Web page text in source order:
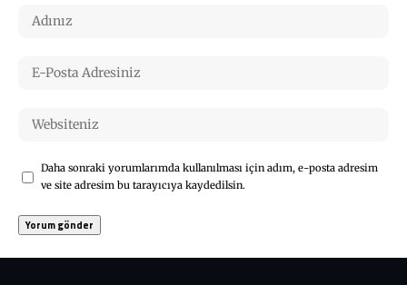
Daha sonraki yorumlarımda kullanılması için adım, e-posta adresim
ve site adresim bu tarayıcıya kaydedilsin.